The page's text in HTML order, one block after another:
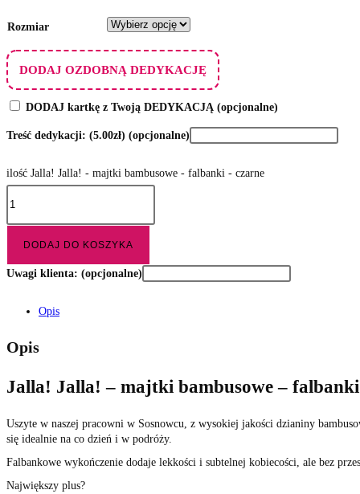
Rozmiar
DODAJ OZDOBNĄ DEDYKACJĘ
DODAJ kartkę z Twoją DEDYKACJĄ (opcjonalne)
Treść dedykacji: (5.00zł) (opcjonalne)
ilość Jalla! Jalla! - majtki bambusowe - falbanki - czarne
DODAJ DO KOSZYKA
Uwagi klienta: (opcjonalne)
Opis
Opis
Jalla! Jalla! – majtki bambusowe –
Uszyte w naszej pracowni w Sosnowcu, z wysokiej jakości dzianiny
się idealnie na co dzień i w podróży.
Falbankowe wykończenie dodaje lekkości i subtelnej kobiecości, ale bez
Największy plus?